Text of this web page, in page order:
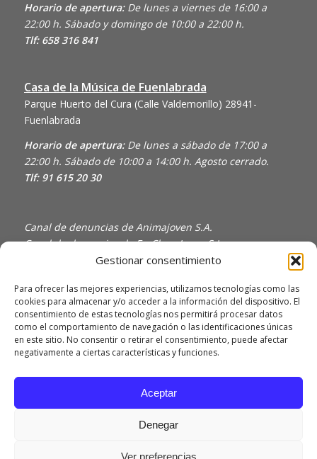
Gestionar consentimiento
Para ofrecer las mejores experiencias, utilizamos tecnologías como las
cookies para almacenar y/o acceder a la información del dispositivo. El
consentimiento de estas tecnologías nos permitirá procesar datos
como el comportamiento de navegación o las identificaciones únicas
en este sitio. No consentir o retirar el consentimiento, puede afectar
negativamente a ciertas características y funciones.
Aceptar
Denegar
Ver preferencias
Horario de apertura: De lunes a viernes de 16:00 a
22:00 h. Sábado y domingo de 10:00 a 22:00 h.
Tlf: 658 316 841
Casa de la Música de Fuenlabrada
Parque Huerto del Cura (Calle Valdemorillo) 28941-
Fuenlabrada
Horario de apertura: De lunes a sábado de 17:00 a
22:00 h. Sábado de 10:00 a 14:00 h. Agosto cerrado.
Tlf: 91 615 20 30
Canal de denuncias de Animajoven S.A.
Canal de denuncias de En Clave Joven S.L.
Política de Privacidad y Uso de Cookies
Política de calidad